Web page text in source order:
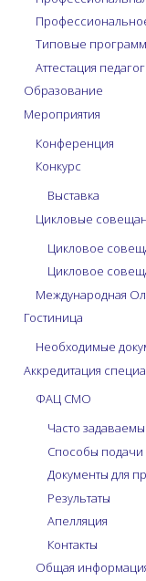
Типовые
Аттестация
Образование
Мероприятия
Конференция
Конкурс
Выставка
Цикловые
Цикловое
Цикловое
Международная
Гостиница
Необходимые
Аккредитация
ФАЦ СМО
Часто
Способы подачи
Документы для
Результаты
Апелляция
Контакты
Общая